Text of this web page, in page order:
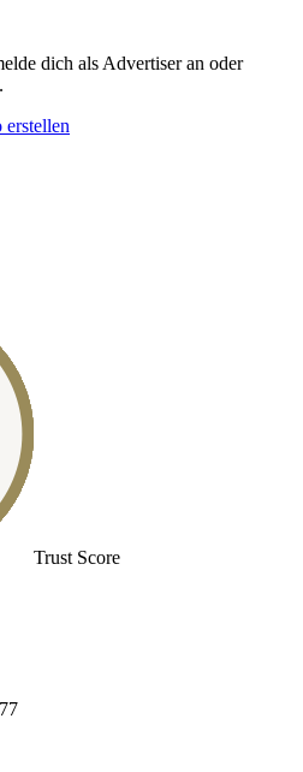
dich als Advertiser an oder
erstellen
Trust Score